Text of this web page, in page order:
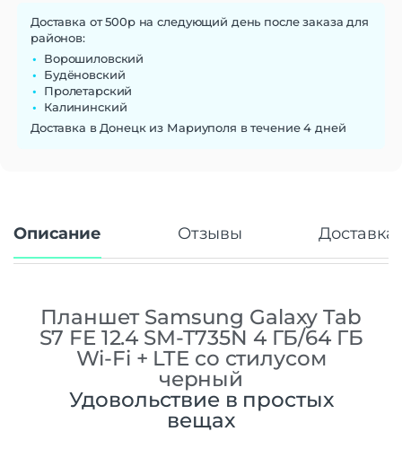
Тип матрицы экрана
Частота обновления экрана
Стандарт связи/интернет
Количество сим карт
Процессор
Камера
Камера
8
Аккумулятор
Емкость аккумулятора 10090 мАч
Беспроводные технологии
Беспроводные технологии 3G+LTE/GPS/WiFi ac/5.0
Доставка от 500р на следующий день после заказа для
районов:
Ворошиловский
Будёновский
Пролетарский
Калининский
Доставка в Донецк из Мариуполя в течение 4 дней
Описание Отзывы Доставка
Планшет Samsung Galaxy Tab
S7 FE 12.4 SM-T735N 4 ГБ/64 ГБ
Wi-Fi + LTE со стилусом
черный
Удовольствие в простых
вещах